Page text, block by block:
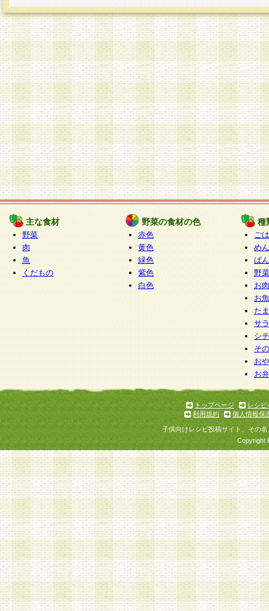
主な食材
野菜
肉
魚
くだもの
野菜の食材の色
赤色
黄色
緑色
紫色
白色
種
ご
めん
ぱん
野
お
お
た
サ
シ
そ
お
お
トップページ
レシピ
利用規約
個人情報保
子供向けレシピ投稿サイト、その
Copyright